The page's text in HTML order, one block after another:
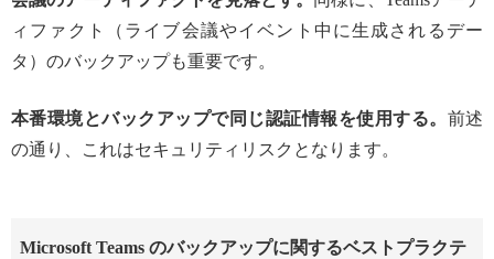
ィファクト（ライブ会議やイベント中に生成されるデー
タ）のバックアップも重要です。
本番環境とバックアップで同じ認証情報を使用する。 前述
の通り、これはセキュリティリスクとなります。
Microsoft Teams のバックアップに関するベストプラクテ